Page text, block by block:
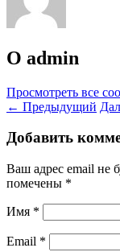
О admin
Просмотреть все
← Предыдущий
Добавить
Ваш адрес email не
помечены *
Имя *
Email *